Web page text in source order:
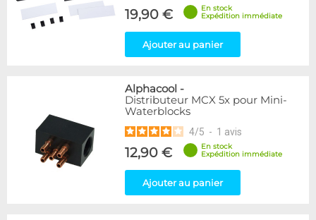
19,90 €
En stock
Expédition immédiate
Ajouter au panier
Alphacool -
Distributeur MCX 5x pour Mini-
Waterblocks
4/5 - 1 avis
12,90 €
En stock
Expédition immédiate
Ajouter au panier